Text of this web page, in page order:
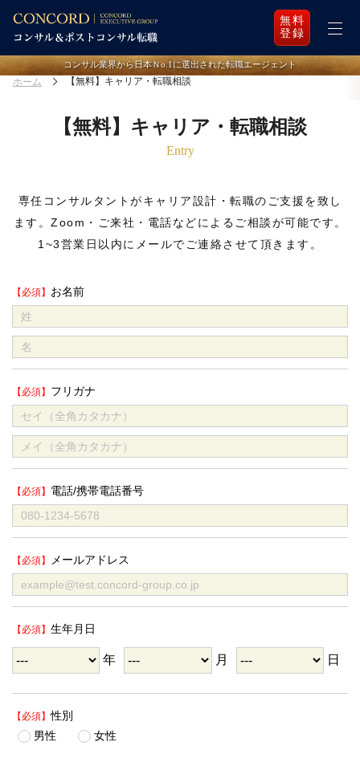
無料
登録
コンサル業界から日本Ｎo.1に選出された転職エージェント
ホーム 【無料】キャリア・転職相談
【無料】キャリア・転職相談
Entry
専任コンサルタントがキャリア設計・転職のご支援を致し
ます。 Zoom・ご来社・電話などによるご相談が可能です。
1~3営業日以内にメールでご連絡させて頂きます。
お名前
フリガナ
電話/携帯電話番号
メールアドレス
生年月日
年 月 日
性別
男性
女性